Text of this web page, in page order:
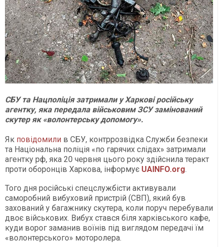
СБУ та Нацполіція затримали у Харкові російську
агентку, яка передала військовим ЗСУ замінований
скутер як «волонтерську допомогу».
Як повідомили в СБУ, контррозвідка Служби безпеки
та Національна поліція «по гарячих слідах» затримали
агентку рф, яка 20 червня цього року здійснила теракт
проти оборонців Харкова, інформує UAINFO.org.
Того дня російські спецслужбісти активували
саморобний вибуховий пристрій (СВП), який був
захований у багажнику скутера, коли поруч перебували
двоє військових. Вибух стався біля харківського кафе,
куди ворог заманив воїнів під виглядом передачі їм
«волонтерського» моторолера.